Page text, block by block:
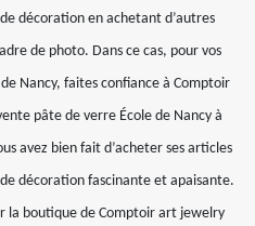
décoration en achetant d’autres
de photo. Dans ce cas, pour vos
Nancy, faites confiance à Comptoir
pâte de verre École de Nancy à
avez bien fait d’acheter ses articles
décoration fascinante et apaisante.
la boutique de Comptoir art jewelry